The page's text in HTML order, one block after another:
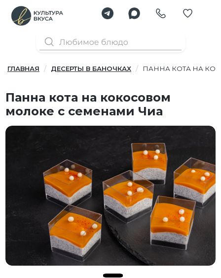
ГЛАВНАЯ ДЕСЕРТЫ В БАНОЧКАХ ПАННА КОТА НА
Панна кота на кокосовом
молоке с семенами Чиа